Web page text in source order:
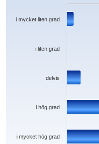
The chart has 1 X axis displaying
The chart has 1 Y axis displaying
i mycket hög grad
i hög grad
delvis
i liten grad
i mycket liten grad